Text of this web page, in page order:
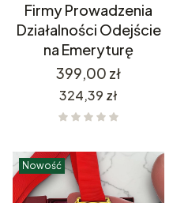
Firmy Prowadzenia
Działalności Odejście
na Emeryturę
Cena
399,00 zł
Cena
324,39 zł
Nowość